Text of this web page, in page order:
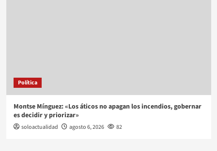
Política
Montse Mínguez: «Los áticos no apagan los incendios, gobernar
es decidir y priorizar»
soloactualidad agosto 6, 2026 82